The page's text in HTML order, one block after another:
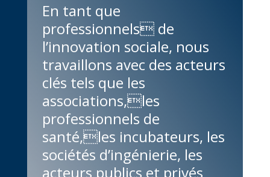
En tant que
professionnels de
l’innovation sociale, nous
travaillons avec des acteurs
clés tels que les
associations,les
professionnels de
santé,les incubateurs, les
sociétés d’ingénierie, les
acteurs publics et privés